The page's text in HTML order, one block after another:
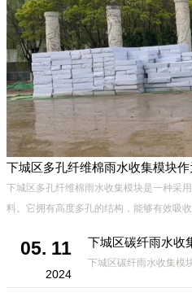
下城区多孔纤维棉雨水收集模块是一种采
料。它拥有高度多孔的结构，能够有效吸
05. 11
2024
下城区碳纤雨水收